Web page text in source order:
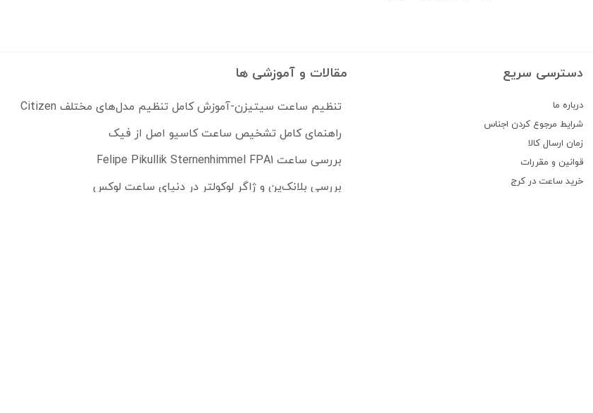
دسترسی سریع
درباره ما
شرایط مرجوع کردن اجناس
زمان ارسال کالا
قوانین و مقررات
خرید ساعت در کرج
مقالات و آموزشی ها
تنظیم ساعت سیتیزن-آموزش کامل تنظیم مدل‌های مختلف Citizen
راهنمای کامل تشخیص ساعت کاسیو اصل از فیک
بررسی ساعت Felipe Pikullik Sternenhimmel FPA1
بررسی بلانک‌پن و ژاگر لوکولتر در دنیای ساعت لوکس